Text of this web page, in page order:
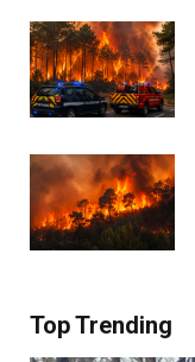
Top Trending